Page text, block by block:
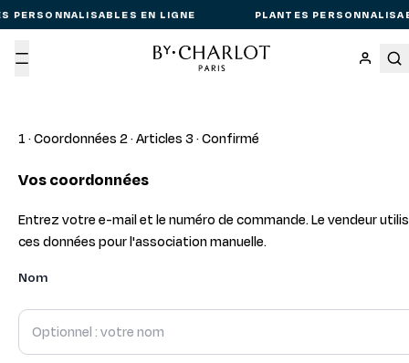
PERSONNALISABLES EN LIGNE PLANTES
Menu